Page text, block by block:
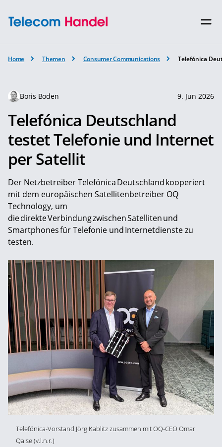
Home Themen Consumer Communications Telefónica
Boris Boden 9. Jun 2026
Telefónica Deutschland
testet Telefonie und Internet
per Satellit
Der Netzbetreiber Telefónica Deutschland kooperiert
mit dem europäischen Satellitenbetreiber OQ
Technology, um
die direkte Verbindung zwischen Satelliten und
Smartphones für Telefonie und Internetdienste zu
testen.
Telefónica-Vorstand Jörg Kablitz zusammen mit OQ-CEO Omar
Qaise (v.l.n.r.)